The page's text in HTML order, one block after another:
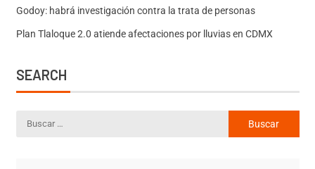
Godoy: habrá investigación contra la trata de personas
Plan Tlaloque 2.0 atiende afectaciones por lluvias en CDMX
SEARCH